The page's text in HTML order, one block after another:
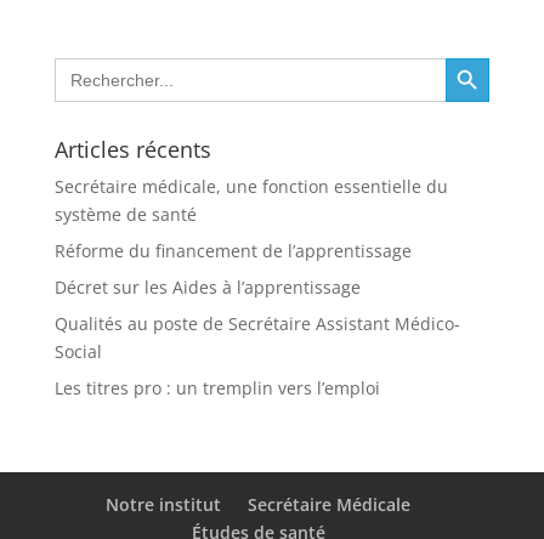
Search
for:
Search Button
Articles récents
Secrétaire médicale, une fonction essentielle du
système de santé
Réforme du financement de l’apprentissage
Décret sur les Aides à l’apprentissage
Qualités au poste de Secrétaire Assistant Médico-
Social
Les titres pro : un tremplin vers l’emploi
Notre institut
Secrétaire Médicale
Études de santé